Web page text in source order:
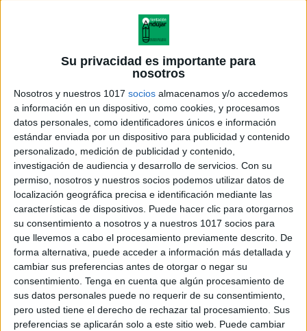
Su privacidad es importante para
nosotros
Nosotros y nuestros 1017 socios almacenamos y/o accedemos
a información en un dispositivo, como cookies, y procesamos
datos personales, como identificadores únicos e información
estándar enviada por un dispositivo para publicidad y contenido
personalizado, medición de publicidad y contenido,
investigación de audiencia y desarrollo de servicios. Con su
permiso, nosotros y nuestros socios podemos utilizar datos de
localización geográfica precisa e identificación mediante las
características de dispositivos. Puede hacer clic para otorgarnos
su consentimiento a nosotros y a nuestros 1017 socios para
que llevemos a cabo el procesamiento previamente descrito. De
forma alternativa, puede acceder a información más detallada y
cambiar sus preferencias antes de otorgar o negar su
consentimiento. Tenga en cuenta que algún procesamiento de
sus datos personales puede no requerir de su consentimiento,
pero usted tiene el derecho de rechazar tal procesamiento. Sus
preferencias se aplicarán solo a este sitio web. Puede cambiar
#cooperativo Escala de Marzano para
mejorar el aprendizaje entre iguales
Publicado el 3 noviembre, 2016
Hoy hemos preparado estos fantásticos materiales que
nos van a ayudar mediante el empleo de carteles a
que nuestros alumnos pueden desarrollar sus
aprendizajes de forma cooperativa entre iguales.
Escala […]
SEGUIR LEYENDO